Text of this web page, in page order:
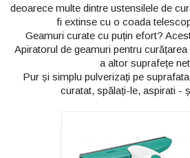
deoarece multe dintre ustensilele de
fi extinse cu o coada
Geamuri curate cu puțin efort?
Apiratorul de geamuri pentru
a altor suprafețe
Pur și simplu pulverizați pe
curatat, spălați-le, aspirati -